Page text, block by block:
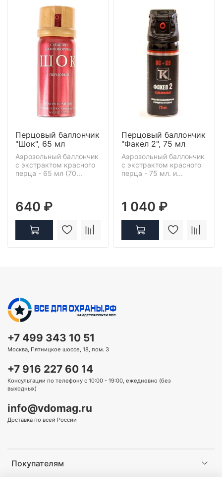
Перцовый баллончик
"Шок", 65 мл
Аэрозольный баллончик
с экстрактом красного
перца - 65 мл (70...
640 ₽
Перцовый баллончик
"Факел 2", 75 мл
Аэрозольный баллончик
с экстрактом красного
перца - 75 мл. и...
1 040 ₽
Покупателям
+7 499 343 10 51
Москва, Пятницкое шоссе, 18, пом. 3
+7 916 227 60 14
Консультации по телефону с 10:00 - 19:00, ежедневно (без
выходных)
info@vdomag.ru
Доставка по всей России